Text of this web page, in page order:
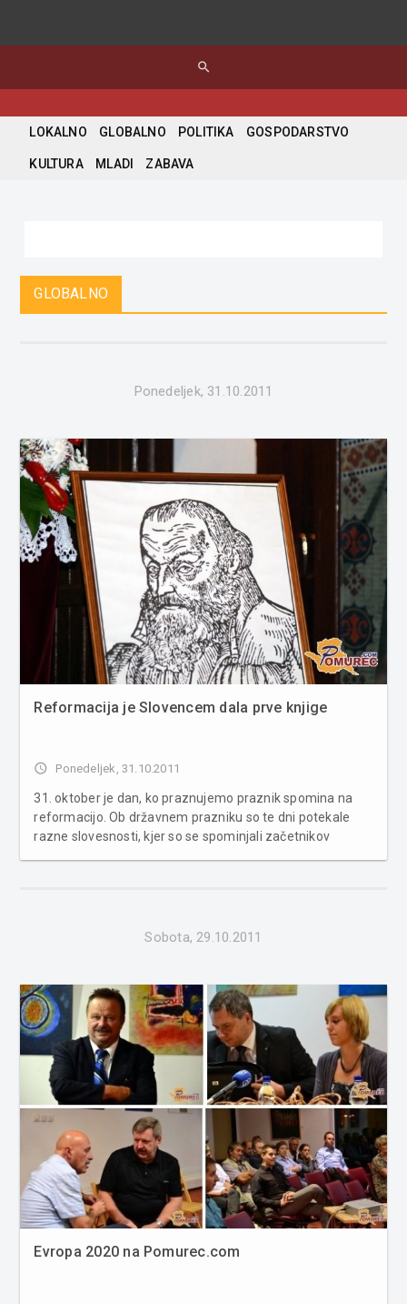
search
LOKALNO GLOBALNO POLITIKA GOSPODARSTVO
KULTURA MLADI ZABAVA
GLOBALNO
Ponedeljek, 31.10.2011
Reformacija je Slovencem dala prve knjige
access_time Ponedeljek, 31.10.2011
31. oktober je dan, ko praznujemo praznik spomina na
reformacijo. Ob državnem prazniku so te dni potekale
razne slovesnosti, kjer so se spominjali začetnikov
Sobota, 29.10.2011
Evropa 2020 na Pomurec.com